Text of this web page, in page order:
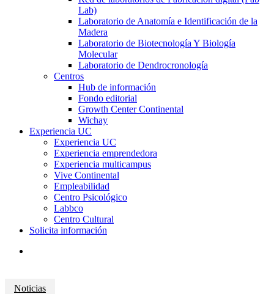
Lab)
Laboratorio de Anatomía e Identificación de la
Madera
Laboratorio de Biotecnología Y Biología
Molecular
Laboratorio de Dendrocronología
Centros
Hub de información
Fondo editorial
Growth Center Continental
Wichay
Experiencia UC
Experiencia UC
Experiencia emprendedora
Experiencia multicampus
Vive Continental
Empleabilidad
Centro Psicológico
Labbco
Centro Cultural
Solicita información
Noticias